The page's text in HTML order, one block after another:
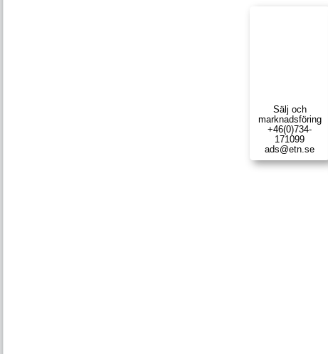
Sälj och
marknads­föring
+46(0)734-
171099
ads@etn.se